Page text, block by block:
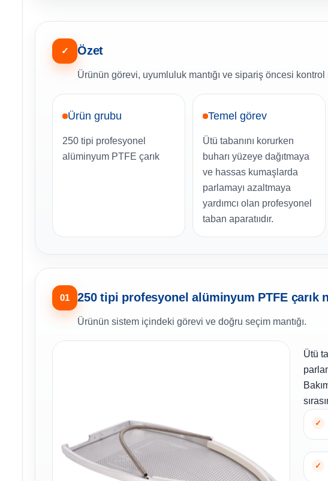
✓ Özet
Ürünün görevi, uyumluluk mantığı ve sipariş öncesi kontrol
Ürün grubu
250 tipi profesyonel
alüminyum PTFE çarık
Temel görev
Ütü tabanını korurken
buharı yüzeye dağıtmaya
ve hassas kumaşlarda
parlamayı azaltmaya
yardımcı olan profesyonel
taban aparatııdır.
01 250 tipi profesyonel alüminyum PTFE çarık
Ürünün sistem içindeki görevi ve doğru seçim mantığı.
Ütü